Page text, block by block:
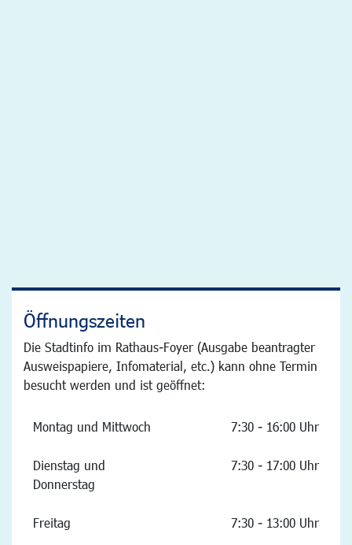
Öffnungszeiten
Die Stadtinfo im Rathaus-Foyer (Ausgabe beantragter
Ausweispapiere, Infomaterial, etc.) kann ohne Termin
besucht werden und ist geöffnet:
Montag und Mittwoch 7:30 - 16:00 Uhr
Dienstag und
Donnerstag
7:30 - 17:00 Uhr
Freitag 7:30 - 13:00 Uhr